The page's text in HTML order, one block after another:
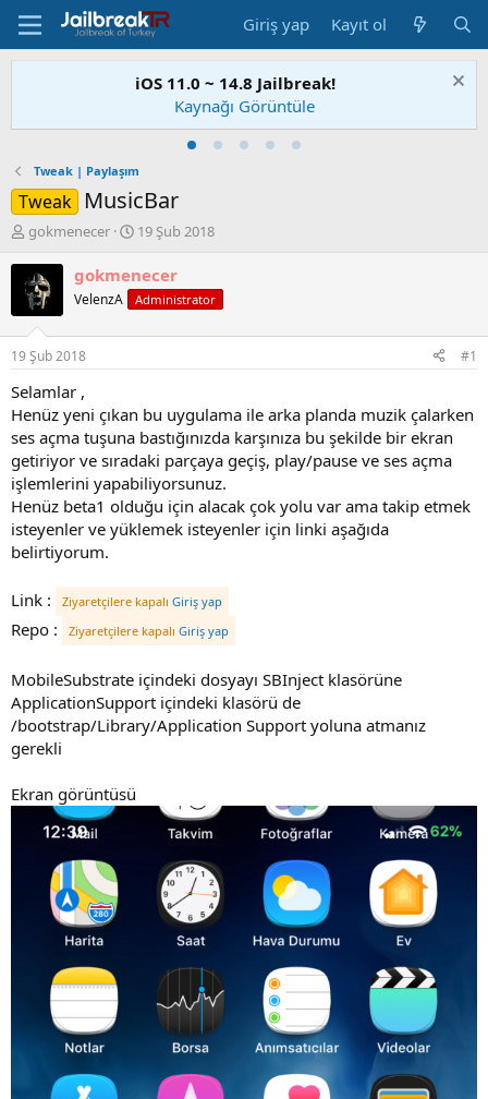
Giriş yap Kayıt ol
Checkra1n Jailbreak Yayınlandı!
Nasıl Yapabilirim?
Tweak | Paylaşım
Tweak MusicBar
K
n
u
S
a
h
i
b
gokmenecer
B
ş
l
a
ı
a
r
i
h
i
19 Şub 2018
gokmenecer
VelenzA Administrator
19 Şub 2018 #1
Selamlar ,
Henüz yeni çıkan bu uygulama ile arka planda muzik çalarken
ses açma tuşuna bastığınızda karşınıza bu şekilde bir ekran
getiriyor ve sıradaki parçaya geçiş, play/pause ve ses açma
işlemlerini yapabiliyorsunuz.
Henüz beta1 olduğu için alacak çok yolu var ama takip etmek
isteyenler ve yüklemek isteyenler için linki aşağıda
belirtiyorum.
Link : Ziyaretçilere kapalı Giriş yap
Repo : Ziyaretçilere kapalı Giriş yap
MobileSubstrate içindeki dosyayı SBInject klasörüne
ApplicationSupport içindeki klasörü de
/bootstrap/Library/Application Support yoluna atmanız
gerekli
Ekran görüntüsü